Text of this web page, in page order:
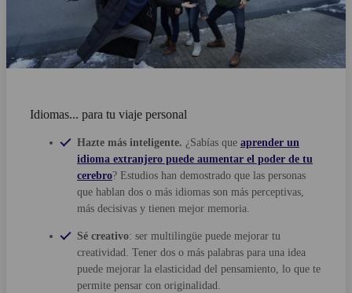
Idiomas... para tu viaje personal
Hazte más inteligente. ¿Sabías que aprender un
idioma extranjero puede aumentar el poder de tu
cerebro? Estudios han demostrado que las personas
que hablan dos o más idiomas son más perceptivas,
más decisivas y tienen mejor memoria.
Sé creativo: ser multilingüe puede mejorar tu
creatividad. Tener dos o más palabras para una idea
puede mejorar la elasticidad del pensamiento, lo que te
permite pensar con originalidad.